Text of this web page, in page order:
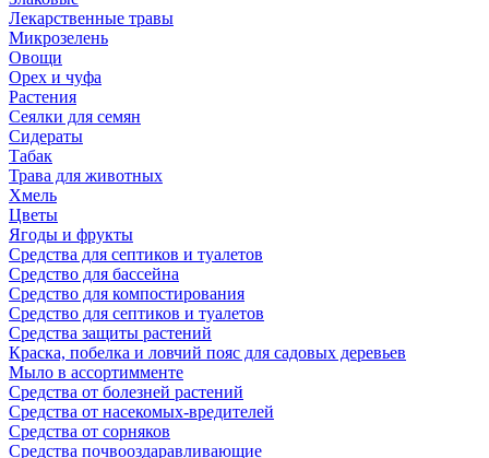
Лекарственные травы
Микрозелень
Овощи
Орех и чуфа
Растения
Сеялки для семян
Сидераты
Табак
Трава для животных
Хмель
Цветы
Ягоды и фрукты
Средства для септиков и туалетов
Средство для бассейна
Средство для компостирования
Средство для септиков и туалетов
Средства защиты растений
Краска, побелка и ловчий пояс для садовых деревьев
Мыло в ассортимменте
Средства от болезней растений
Средства от насекомых-вредителей
Средства от сорняков
Средства почвооздаравливающие